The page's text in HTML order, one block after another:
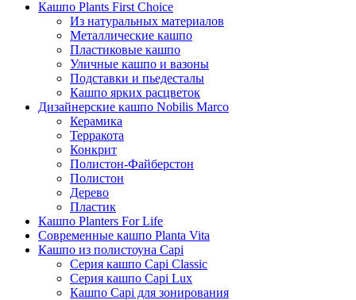
Кашпо Plants First Choice
Из натуральных материалов
Металлические кашпо
Пластиковые кашпо
Уличные кашпо и вазоны
Подставки и пьедесталы
Кашпо ярких расцветок
Дизайнерские кашпо Nobilis Marco
Керамика
Терракота
Конкрит
Полистон-Файберстон
Полистон
Дерево
Пластик
Кашпо Planters For Life
Современные кашпо Planta Vita
Кашпо из полистоуна Capi
Серия кашпо Capi Classic
Серия кашпо Capi Lux
Кашпо Capi для зонирования